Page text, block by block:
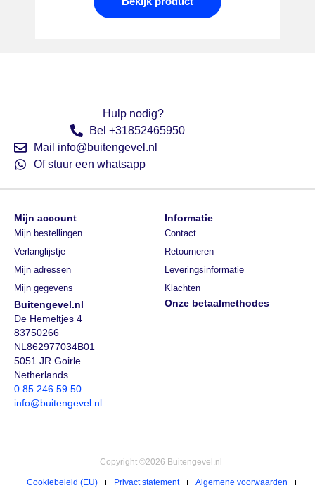
Hulp nodig?
Bel +31852465950
Mail info@buitengevel.nl
Of stuur een whatsapp
Buitengevel.nl
De Hemeltjes 4
83750266
NL862977034B01
5051 JR Goirle
Netherlands
0 85 246 59 50
info@buitengevel.nl
Onze betaalmethodes
Mijn account
Mijn bestellingen
Verlanglijstje
Mijn adressen
Mijn gegevens
Informatie
Contact
Retourneren
Leveringsinformatie
Klachten
Copyright ©2026 Buitengevel.nl
Cookiebeleid (EU) Privact statement Algemene voorwaarden